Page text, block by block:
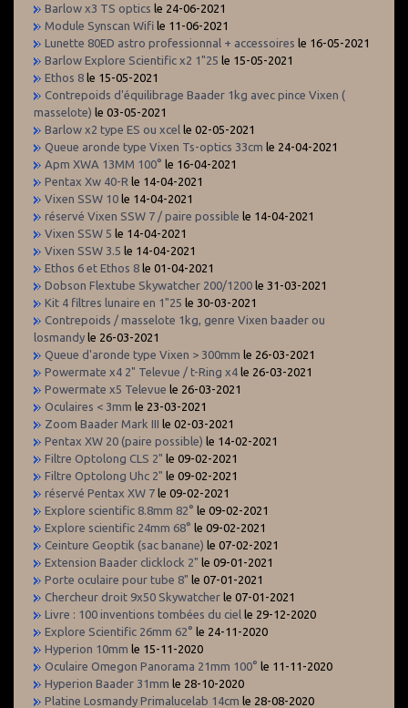
Barlow x3 TS optics le 24-06-2021
Module Synscan Wifi le 11-06-2021
Lunette 80ED astro professionnal + accessoires le 16-05-2021
Barlow Explore Scientific x2 1"25 le 15-05-2021
Ethos 8 le 15-05-2021
Contrepoids d'équilibrage Baader 1kg avec pince Vixen (
masselote) le 03-05-2021
Barlow x2 type ES ou xcel le 02-05-2021
Queue aronde type Vixen Ts-optics 33cm le 24-04-2021
Apm XWA 13MM 100° le 16-04-2021
Pentax Xw 40-R le 14-04-2021
Vixen SSW 10 le 14-04-2021
réservé Vixen SSW 7 / paire possible le 14-04-2021
Vixen SSW 5 le 14-04-2021
Vixen SSW 3.5 le 14-04-2021
Ethos 6 et Ethos 8 le 01-04-2021
Dobson Flextube Skywatcher 200/1200 le 31-03-2021
Kit 4 filtres lunaire en 1"25 le 30-03-2021
Contrepoids / masselote 1kg, genre Vixen baader ou
losmandy le 26-03-2021
Queue d'aronde type Vixen > 300mm le 26-03-2021
Powermate x4 2" Televue / t-Ring x4 le 26-03-2021
Powermate x5 Televue le 26-03-2021
Oculaires < 3mm le 23-03-2021
Zoom Baader Mark III le 02-03-2021
Pentax XW 20 (paire possible) le 14-02-2021
Filtre Optolong CLS 2" le 09-02-2021
Filtre Optolong Uhc 2" le 09-02-2021
réservé Pentax XW 7 le 09-02-2021
Explore scientific 8.8mm 82° le 09-02-2021
Explore scientific 24mm 68° le 09-02-2021
Ceinture Geoptik (sac banane) le 07-02-2021
Extension Baader clicklock 2" le 09-01-2021
Porte oculaire pour tube 8" le 07-01-2021
Chercheur droit 9x50 Skywatcher le 07-01-2021
Livre : 100 inventions tombées du ciel le 29-12-2020
Explore Scientific 26mm 62° le 24-11-2020
Hyperion 10mm le 15-11-2020
Oculaire Omegon Panorama 21mm 100° le 11-11-2020
Hyperion Baader 31mm le 28-10-2020
Platine Losmandy Primalucelab 14cm le 28-08-2020